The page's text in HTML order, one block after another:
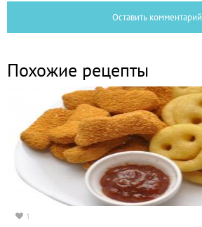
Оставить комментарий
Похожие рецепты
1